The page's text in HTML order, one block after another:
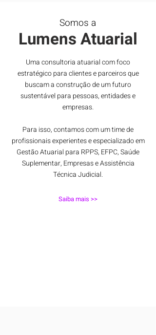
Somos a
Lumens Atuarial
Uma consultoria atuarial com foco
estratégico para clientes e parceiros que
buscam a construção de um futuro
sustentável para pessoas, entidades e
empresas.
Para isso, contamos com um time de
profissionais experientes e especializado em
Gestão Atuarial para RPPS, EFPC, Saúde
Suplementar, Empresas e Assistência
Técnica Judicial.
Saiba mais >>